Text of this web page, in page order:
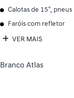
Calotas de 15",
Faróis com refletor
VER MAIS
Branco Atlas